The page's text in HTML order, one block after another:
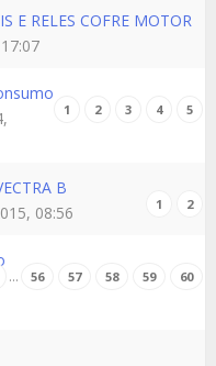
E RELES COFRE MOTOR
1 2 3 4 5
B
1 2
08:56
… 56 57 58 59 60